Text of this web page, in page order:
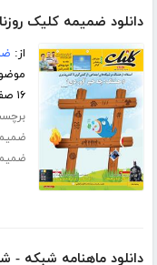
دانلود ضمیمه کلیک
از:
۱۶ صفحه
دانلود ماهنامه شبکه -